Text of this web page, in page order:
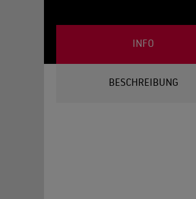
INFO
BESCHREIBUNG